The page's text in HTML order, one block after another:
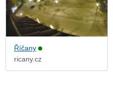
Říčany
ricany.cz